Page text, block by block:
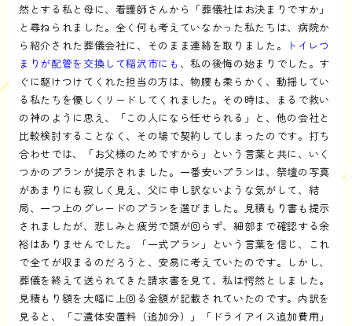
然とする私と母に、看護師さんから「葬儀社はお決まりですか」
と尋ねられました。全く何も考えていなかった私たちは、病院か
ら紹介された葬儀会社に、そのまま連絡を取りました。
トイレつ
まりが配管を交換して稲沢市にも 、私の後悔の始まりでした。す
ぐに駆けつけてくれた担当の方は、物腰も柔らかく、動揺してい
る私たちを優しくリードしてくれました。その時は、まるで救い
の神のように思え、「この人になら任せられる」と、他の会社と
比較検討することなく、その場で契約してしまったのです。打ち
合わせでは、「お父様のためですから」という言葉と共に、いく
つかのプランが提示されました。一番安いプランは、祭壇の写真
があまりにも寂しく見え、父に申し訳ないような気がして、結
局、一つ上のグレードのプランを選びました。見積もり書も提示
されましたが、悲しみと疲労で頭が回らず、細部まで確認する余
裕はありませんでした。「一式プラン」という言葉を信じ、これ
で全てが収まるのだろうと、安易に考えていたのです。しかし、
葬儀を終えて送られてきた請求書を見て、私は愕然としました。
見積もり額を大幅に上回る金額が記載されていたのです。内訳を
見ると、「ご遺体安置料（追加分）」「ドライアイス追加費用」